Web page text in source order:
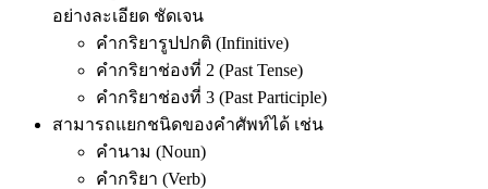
อย่างละเอียด ชัดเจน
คำกริยารูปปกติ (Infinitive)
คำกริยาช่องที่ 2 (Past Tense)
คำกริยาช่องที่ 3 (Past Participle)
สามารถแยกชนิดของคำศัพท์ได้ เช่น
คำนาม (Noun)
คำกริยา (Verb)